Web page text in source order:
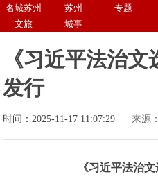
名城苏州 苏州 专题
文旅
城事
《习近平法治
发行
时间：2025-11-17 11:07:29 来源
《习近平法治